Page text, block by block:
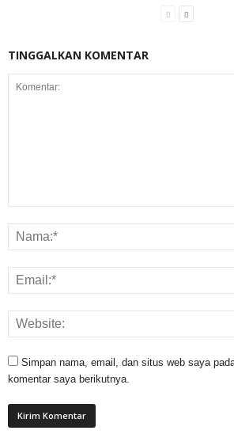
TINGGALKAN KOMENTAR
Simpan nama, email, dan situs web saya
komentar saya berikutnya.